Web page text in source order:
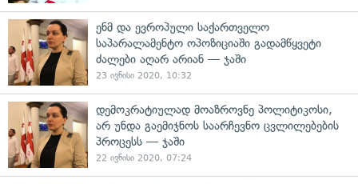
ენმ და ევროპული საქართველო
საპარალამენტო ოპოზიციაში გადამწყვეტი
ძალები აღარ არიან — ჯაში
23 ივნისი 2020, 10:32
დემოკრატიულად მოაზროვნე პოლიტიკოსი,
არ უნდა გაემიჯნოს საარჩევნო ცვლილებების
პროცესს — ჯაში
22 ივნისი 2020, 07:24